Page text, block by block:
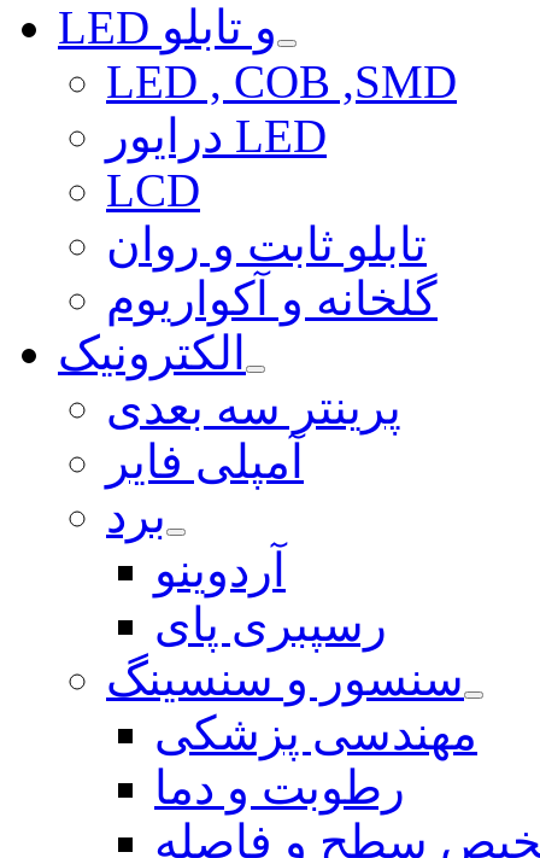
LED و تابلو
LED , COB ,SMD
درایور LED
LCD
تابلو ثابت و روان
گلخانه و آکواریوم
الکترونیک
پرینتر سه بعدی
آمپلی فایر
برد
آردوینو
رسپبری پای
سنسور و سنسینگ
مهندسی پزشکی
رطوبت و دما
سطح و فاصله